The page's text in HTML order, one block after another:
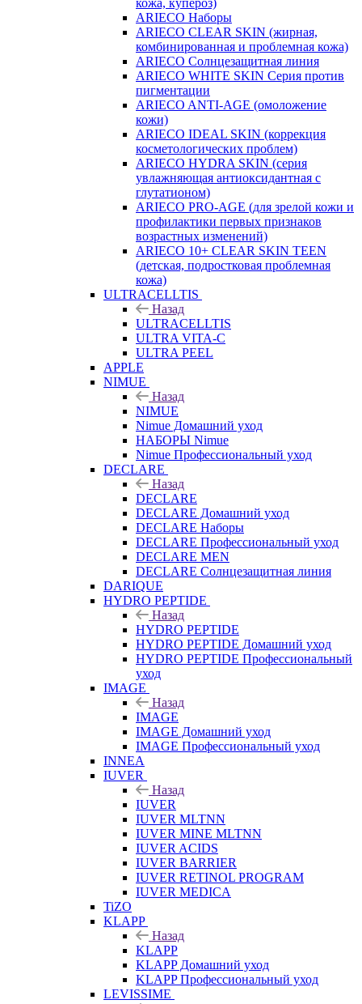
кожа, купероз)
ARIECO Наборы
ARIECO CLEAR SKIN (жирная,
комбинированная и проблемная кожа)
ARIECO Солнцезащитная линия
ARIECO WHITE SKIN Серия против
пигментации
ARIECO ANTI-AGE (омоложение
кожи)
ARIECO IDEAL SKIN (коррекция
косметологических проблем)
ARIECO HYDRA SKIN (серия
увлажняющая антиоксидантная с
глутатионом)
ARIECO PRO-AGE (для зрелой кожи и
профилактики первых признаков
возрастных изменений)
ARIECO 10+ CLEAR SKIN TEEN
(детская, подростковая проблемная
кожа)
ULTRACELLTIS
Назад
ULTRACELLTIS
ULTRA VITA-C
ULTRA PEEL
APPLE
NIMUE
Назад
NIMUE
Nimue Домашний уход
НАБОРЫ Nimue
Nimue Профессиональный уход
DECLARE
Назад
DECLARE
DECLARE Домашний уход
DECLARE Наборы
DECLARE Профессиональный уход
DECLARE MEN
DECLARE Солнцезащитная линия
DARIQUE
HYDRO PEPTIDE
Назад
HYDRO PEPTIDE
HYDRO PEPTIDE Домашний уход
HYDRO PEPTIDE Профессиональный
уход
IMAGE
Назад
IMAGE
IMAGE Домашний уход
IMAGE Профессиональный уход
INNEA
IUVER
Назад
IUVER
IUVER MLTNN
IUVER MINE MLTNN
IUVER ACIDS
IUVER BARRIER
IUVER RETINOL PROGRAM
IUVER MEDICA
TiZO
KLAPP
Назад
KLAPP
KLAPP Домашний уход
KLAPP Профессиональный уход
LEVISSIME